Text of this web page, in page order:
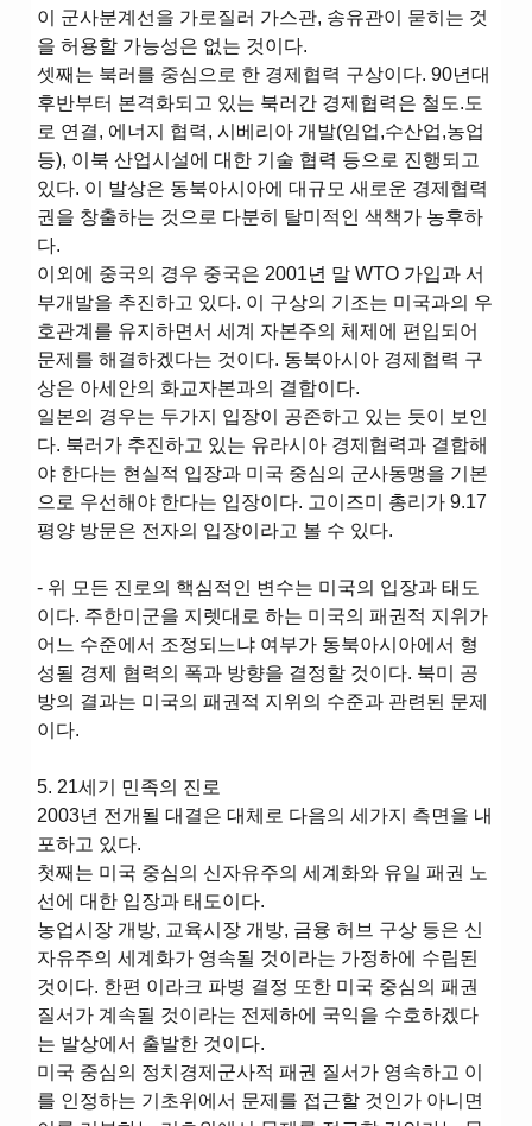
이 군사분계선을 가로질러 가스관, 송유관이 묻히는 것
을 허용할 가능성은 없는 것이다.
셋째는 북러를 중심으로 한 경제협력 구상이다. 90년대
후반부터 본격화되고 있는 북러간 경제협력은 철도.도
로 연결, 에너지 협력, 시베리아 개발(임업,수산업,농업
등), 이북 산업시설에 대한 기술 협력 등으로 진행되고
있다. 이 발상은 동북아시아에 대규모 새로운 경제협력
권을 창출하는 것으로 다분히 탈미적인 색책가 농후하
다.
이외에 중국의 경우 중국은 2001년 말 WTO 가입과 서
부개발을 추진하고 있다. 이 구상의 기조는 미국과의 우
호관계를 유지하면서 세계 자본주의 체제에 편입되어
문제를 해결하겠다는 것이다. 동북아시아 경제협력 구
상은 아세안의 화교자본과의 결합이다.
일본의 경우는 두가지 입장이 공존하고 있는 듯이 보인
다. 북러가 추진하고 있는 유라시아 경제협력과 결합해
야 한다는 현실적 입장과 미국 중심의 군사동맹을 기본
으로 우선해야 한다는 입장이다. 고이즈미 총리가 9.17
평양 방문은 전자의 입장이라고 볼 수 있다.
- 위 모든 진로의 핵심적인 변수는 미국의 입장과 태도
이다. 주한미군을 지렛대로 하는 미국의 패권적 지위가
어느 수준에서 조정되느냐 여부가 동북아시아에서 형
성될 경제 협력의 폭과 방향을 결정할 것이다. 북미 공
방의 결과는 미국의 패권적 지위의 수준과 관련된 문제
이다.
5. 21세기 민족의 진로
2003년 전개될 대결은 대체로 다음의 세가지 측면을 내
포하고 있다.
첫째는 미국 중심의 신자유주의 세계화와 유일 패권 노
선에 대한 입장과 태도이다.
농업시장 개방, 교육시장 개방, 금융 허브 구상 등은 신
자유주의 세계화가 영속될 것이라는 가정하에 수립된
것이다. 한편 이라크 파병 결정 또한 미국 중심의 패권
질서가 계속될 것이라는 전제하에 국익을 수호하겠다
는 발상에서 출발한 것이다.
미국 중심의 정치경제군사적 패권 질서가 영속하고 이
를 인정하는 기초위에서 문제를 접근할 것인가 아니면